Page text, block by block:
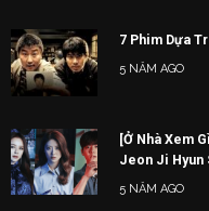
7 Phim Dựa
5 NĂM AGO
[Ở Nhà Xem
Jeon Ji Hyun
5 NĂM AGO